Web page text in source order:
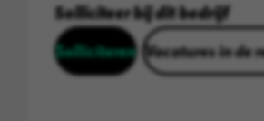
Solliciteer bij dit bedrijf
Solliciteren Vacatures in de